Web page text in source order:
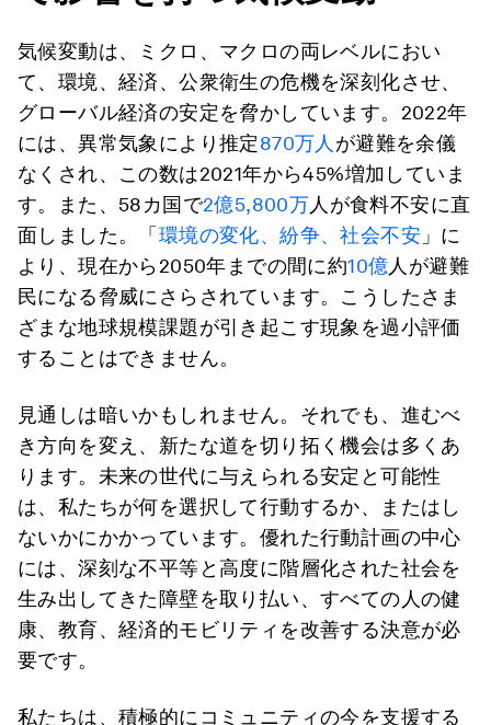
気候変動は、ミクロ、マクロの両レベルにおい
て、環境、経済、公衆衛生の危機を深刻化させ、
グローバル経済の安定を脅かしています。2022年
には、異常気象により推定870万人 が避難を余儀
なくされ、この数は2021年から45%増加していま
す。また、58カ国で2億5,800万人が食料不安に直
面しました。「 環境の変化、紛争、社会不安 」に
より、現在から2050年までの間に約10億人が避難
民になる脅威にさらされています。こうしたさま
ざまな地球規模課題が引き起こす現象を過小評価
することはできません。
見通しは暗いかもしれません。それでも、進むべ
き方向を変え、新たな道を切り拓く機会は多くあ
ります。未来の世代に与えられる安定と可能性
は、私たちが何を選択して行動するか、またはし
ないかにかかっています。優れた行動計画の中心
には、深刻な不平等と高度に階層化された社会を
生み出してきた障壁を取り払い、すべての人の健
康、教育、経済的モビリティを改善する決意が必
要です。
私たちは、積極的にコミュニティの今を支援する